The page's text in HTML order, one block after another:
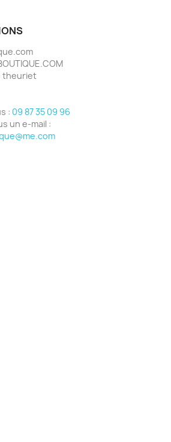
theuriet
: 09 87 35 09 96
un e-mail :